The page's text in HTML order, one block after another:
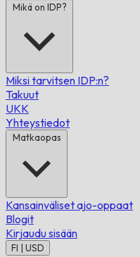
Mikä on IDP?
Miksi tarvitsen IDP:n?
Takuut
UKK
Yhteystiedot
Matkaopas
Kansainväliset ajo-oppaat
Blogit
Kirjaudu sisään
FI | USD